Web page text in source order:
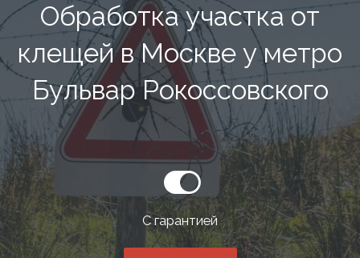
Обработка участка от
клещей в Москве у метро
Бульвар Рокоссовского
С гарантией